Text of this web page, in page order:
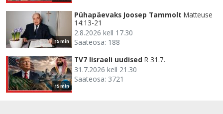
15 min
Pühapäevaks Joosep Tammolt Matteuse
14:13-21
2.8.2026 kell 17.30
Saateosa: 188
15 min
TV7 Iisraeli uudised R 31.7.
31.7.2026 kell 21.30
Saateosa: 3721